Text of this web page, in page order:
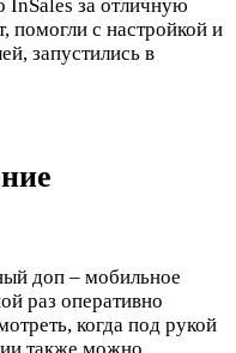
InSales за отличную
помогли с настройкой и
запустились в
доп – мобильное
раз оперативно
когда под рукой
также можно